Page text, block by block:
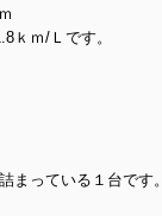
ｋｍ/Ｌです。
まっている１台です。